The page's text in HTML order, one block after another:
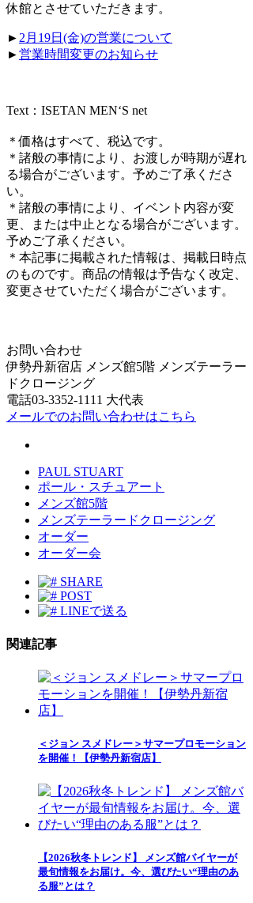
休館とさせていただきます。
► 2月19日(金)の営業について
►営業時間変更のお知らせ
Text：ISETAN MEN‘S net
＊価格はすべて、税込です。
＊諸般の事情により、お渡しが時期が遅れ
る場合がございます。予めご了承くださ
い。
＊諸般の事情により、イベント内容が変
更、または中止となる場合がございます。
予めご了承ください。
＊本記事に掲載された情報は、掲載日時点
のものです。商品の情報は予告なく改定、
変更させていただく場合がございます。
お問い合わせ
伊勢丹新宿店 メンズ館5階 メンズテーラー
ドクロージング
電話03-3352-1111 大代表
メールでのお問い合わせはこちら
PAUL STUART
ポール・スチュアート
メンズ館5階
メンズテーラードクロージング
オーダー
オーダー会
SHARE
POST
LINEで送る
関連記事
＜ジョン スメドレー＞サマープロモーション
を開催！【伊勢丹新宿店】
【2026秋冬トレンド】 メンズ館バイヤーが
最旬情報をお届け。今、選びたい“理由のあ
る服”とは？